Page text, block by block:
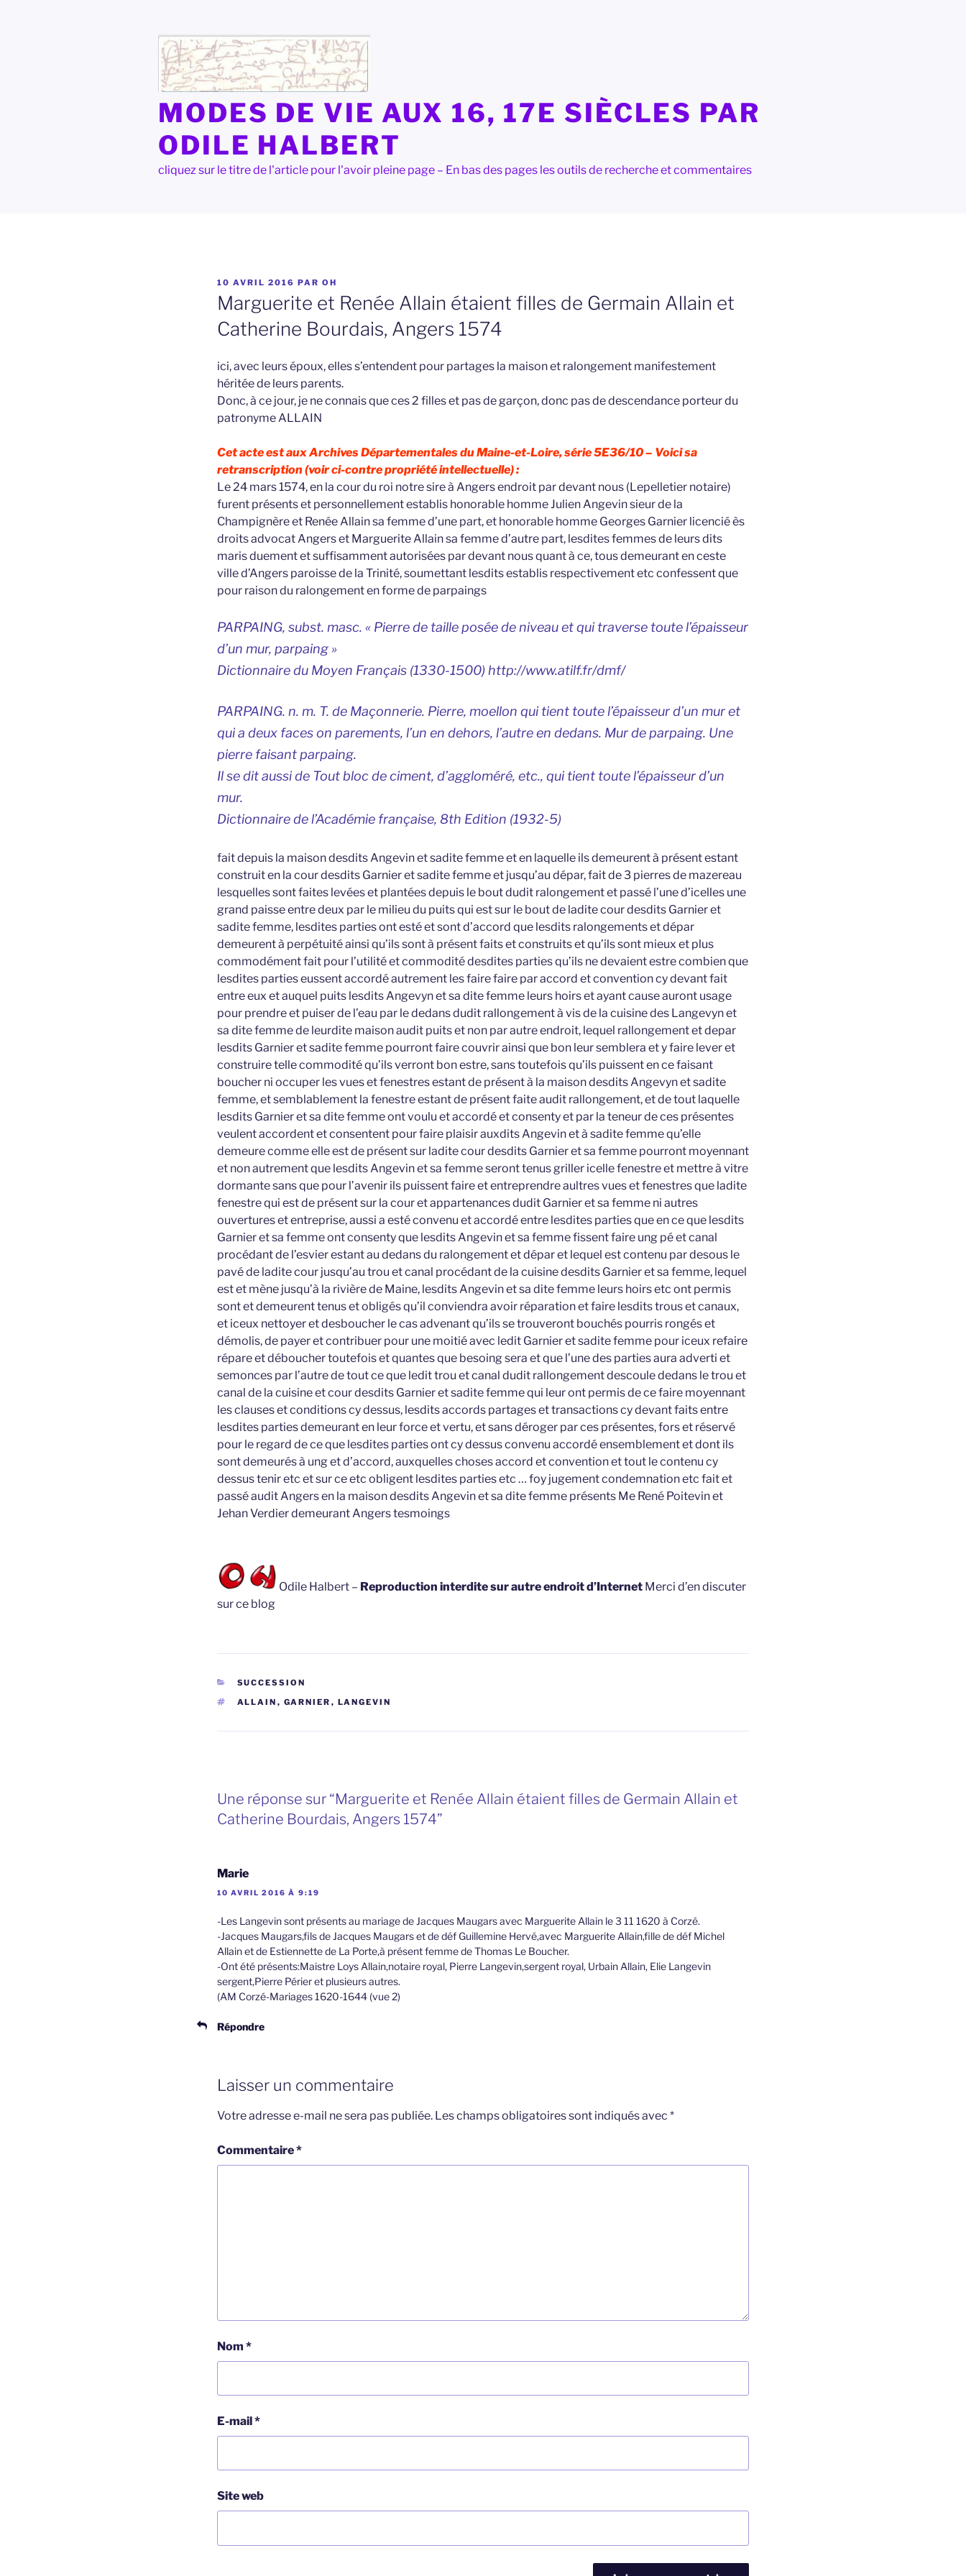
MODES DE VIE AUX 16, 17E SIÈCLES PAR
ODILE HALBERT
cliquez sur le titre de l'article pour l'avoir pleine page – En bas des pages les outils de recherche et commentaires
PUBLIÉ
LE
10 AVRIL 2016 PAR OH
Marguerite et Renée Allain étaient filles de Germain Allain et
Catherine Bourdais, Angers 1574
ici, avec leurs époux, elles s’entendent pour partages la maison et ralongement manifestement
héritée de leurs parents.
Donc, à ce jour, je ne connais que ces 2 filles et pas de garçon, donc pas de descendance porteur du
patronyme ALLAIN
Cet acte est aux Archives Départementales du Maine-et-Loire, série 5E36/10 – Voici sa
retranscription (voir ci-contre propriété intellectuelle) :
Le 24 mars 1574, en la cour du roi notre sire à Angers endroit par devant nous (Lepelletier notaire)
furent présents et personnellement establis honorable homme Julien Angevin sieur de la
Champignère et Renée Allain sa femme d’une part, et honorable homme Georges Garnier licencié ès
droits advocat Angers et Marguerite Allain sa femme d’autre part, lesdites femmes de leurs dits
maris duement et suffisamment autorisées par devant nous quant à ce, tous demeurant en ceste
ville d’Angers paroisse de la Trinité, soumettant lesdits establis respectivement etc confessent que
pour raison du ralongement en forme de parpaings
PARPAING, subst. masc. « Pierre de taille posée de niveau et qui traverse toute l’épaisseur
d’un mur, parpaing »
Dictionnaire du Moyen Français (1330-1500) http://www.atilf.fr/dmf/
PARPAING. n. m. T. de Maçonnerie. Pierre, moellon qui tient toute l’épaisseur d’un mur et
qui a deux faces on parements, l’un en dehors, l’autre en dedans. Mur de parpaing. Une
pierre faisant parpaing.
Il se dit aussi de Tout bloc de ciment, d’aggloméré, etc., qui tient toute l’épaisseur d’un
mur.
Dictionnaire de l’Académie française, 8th Edition (1932-5)
fait depuis la maison desdits Angevin et sadite femme et en laquelle ils demeurent à présent estant
construit en la cour desdits Garnier et sadite femme et jusqu’au dépar, fait de 3 pierres de mazereau
lesquelles sont faites levées et plantées depuis le bout dudit ralongement et passé l’une d’icelles une
grand paisse entre deux par le milieu du puits qui est sur le bout de ladite cour desdits Garnier et
sadite femme, lesdites parties ont esté et sont d’accord que lesdits ralongements et dépar
demeurent à perpétuité ainsi qu’ils sont à présent faits et construits et qu’ils sont mieux et plus
commodément fait pour l’utilité et commodité desdites parties qu’ils ne devaient estre combien que
lesdites parties eussent accordé autrement les faire faire par accord et convention cy devant fait
entre eux et auquel puits lesdits Angevyn et sa dite femme leurs hoirs et ayant cause auront usage
pour prendre et puiser de l’eau par le dedans dudit rallongement à vis de la cuisine des Langevyn et
sa dite femme de leurdite maison audit puits et non par autre endroit, lequel rallongement et depar
lesdits Garnier et sadite femme pourront faire couvrir ainsi que bon leur semblera et y faire lever et
construire telle commodité qu’ils verront bon estre, sans toutefois qu’ils puissent en ce faisant
boucher ni occuper les vues et fenestres estant de présent à la maison desdits Angevyn et sadite
femme, et semblablement la fenestre estant de présent faite audit rallongement, et de tout laquelle
lesdits Garnier et sa dite femme ont voulu et accordé et consenty et par la teneur de ces présentes
veulent accordent et consentent pour faire plaisir auxdits Angevin et à sadite femme qu’elle
demeure comme elle est de présent sur ladite cour desdits Garnier et sa femme pourront moyennant
et non autrement que lesdits Angevin et sa femme seront tenus griller icelle fenestre et mettre à vitre
dormante sans que pour l’avenir ils puissent faire et entreprendre aultres vues et fenestres que ladite
fenestre qui est de présent sur la cour et appartenances dudit Garnier et sa femme ni autres
ouvertures et entreprise, aussi a esté convenu et accordé entre lesdites parties que en ce que lesdits
Garnier et sa femme ont consenty que lesdits Angevin et sa femme fissent faire ung pé et canal
procédant de l’esvier estant au dedans du ralongement et dépar et lequel est contenu par desous le
pavé de ladite cour jusqu’au trou et canal procédant de la cuisine desdits Garnier et sa femme, lequel
est et mène jusqu’à la rivière de Maine, lesdits Angevin et sa dite femme leurs hoirs etc ont permis
sont et demeurent tenus et obligés qu’il conviendra avoir réparation et faire lesdits trous et canaux,
et iceux nettoyer et desboucher le cas advenant qu’ils se trouveront bouchés pourris rongés et
démolis, de payer et contribuer pour une moitié avec ledit Garnier et sadite femme pour iceux refaire
répare et déboucher toutefois et quantes que besoing sera et que l’une des parties aura adverti et
semonces par l’autre de tout ce que ledit trou et canal dudit rallongement descoule dedans le trou et
canal de la cuisine et cour desdits Garnier et sadite femme qui leur ont permis de ce faire moyennant
les clauses et conditions cy dessus, lesdits accords partages et transactions cy devant faits entre
lesdites parties demeurant en leur force et vertu, et sans déroger par ces présentes, fors et réservé
pour le regard de ce que lesdites parties ont cy dessus convenu accordé ensemblement et dont ils
sont demeurés à ung et d’accord, auxquelles choses accord et convention et tout le contenu cy
dessus tenir etc et sur ce etc obligent lesdites parties etc … foy jugement condemnation etc fait et
passé audit Angers en la maison desdits Angevin et sa dite femme présents Me René Poitevin et
Jehan Verdier demeurant Angers tesmoings
Odile Halbert – Reproduction interdite sur autre endroit d’Internet Merci d’en discuter
sur ce blog
CATÉGORIES
SUCCESSION
ÉTIQUETTES
ALLAIN , GARNIER , LANGEVIN
Une réponse sur “Marguerite et Renée Allain étaient filles de Germain Allain et
Catherine Bourdais, Angers 1574”
Marie
10 AVRIL 2016 À 9:19
-Les Langevin sont présents au mariage de Jacques Maugars avec Marguerite Allain le 3 11 1620 à Corzé.
-Jacques Maugars,fils de Jacques Maugars et de déf Guillemine Hervé,avec Marguerite Allain,fille de déf Michel
Allain et de Estiennette de La Porte,à présent femme de Thomas Le Boucher.
-Ont été présents:Maistre Loys Allain,notaire royal, Pierre Langevin,sergent royal, Urbain Allain, Elie Langevin
sergent,Pierre Périer et plusieurs autres.
(AM Corzé-Mariages 1620-1644 (vue 2)
Répondre
Laisser un commentaire
Votre adresse e-mail ne sera pas publiée. Les champs obligatoires sont indiqués avec *
Commentaire*
Nom *
E-mail*
Site web